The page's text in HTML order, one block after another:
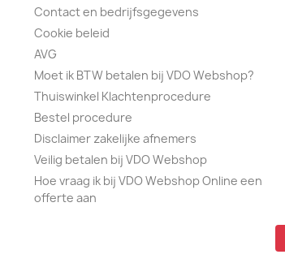
Contact en bedrijfsgegevens
Cookie beleid
AVG
Moet ik BTW betalen bij VDO Webshop?
Thuiswinkel Klachtenprocedure
Bestel procedure
Disclaimer zakelijke afnemers
Veilig betalen bij VDO Webshop
Hoe vraag ik bij VDO Webshop Online een
offerte aan